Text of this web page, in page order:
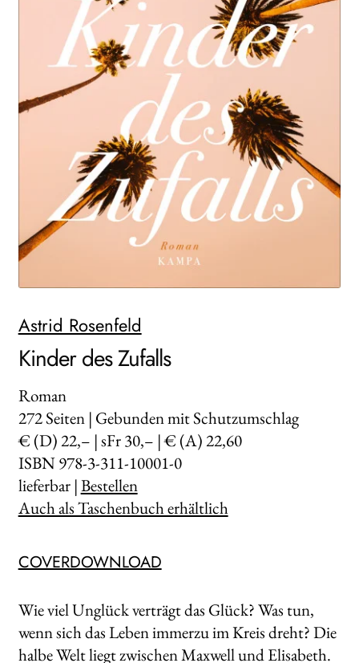
WEITERE VERLAGE
Search:
Astrid Rosenfeld
Kinder des Zufalls
Roman
272Seiten | Gebunden mit Schutzumschlag
€ (D) 22,– | sFr 30,– | € (A) 22,60
ISBN 978-3-311-10001-0
lieferbar |Bestellen
Auch als Taschenbuch erhältlich
COVERDOWNLOAD
Wie viel Unglück verträgt das Glück? Was tun,
wenn sich das Leben immerzu im Kreis dreht? Die
halbe Welt liegt zwischen Maxwell und Elisabeth.